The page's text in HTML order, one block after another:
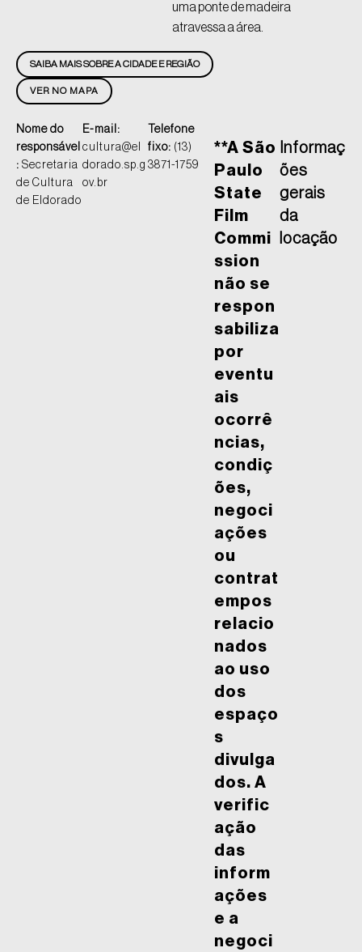
uma ponte de madeira
atravessa a área.
VER NO MAPA
SAIBA MAIS SOBRE A CIDADE E REGIÃO
Nome do
responsável
: Secretaria
de Cultura
de Eldorado
E-mail:
cultura@el
dorado.sp.g
ov.br
Telefone
fixo: (13)
3871-1759
**A São
Paulo
State
Film
Commi
ssion
não se
respon
sabiliza
por
eventu
ais
ocorrê
ncias,
condiç
ões,
negoci
ações
ou
contrat
empos
relacio
nados
ao uso
dos
espaço
s
divulga
dos. A
verific
ação
das
inform
ações
e a
negoci
Informaç
ões
gerais
da
locação